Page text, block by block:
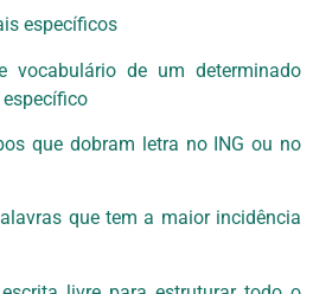
específicos
vocabulário de um determinado
que dobram letra no ING ou no
que tem a maior incidência